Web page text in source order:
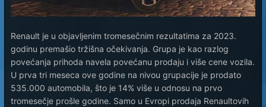
Renault je u objavljenim tromesečnim rezultatima za 2023.
godinu premašio tržišna očekivanja. Grupa je kao razlog
povećanja prihoda navela povećanu prodaju i više cene vozila.
U prva tri meseca ove godine na nivou grupacije je prodato
535.000 automobila, što je 14% više u odnosu na prvo
tromesečje prošle godine. Samo u Evropi prodaja Renaultovih